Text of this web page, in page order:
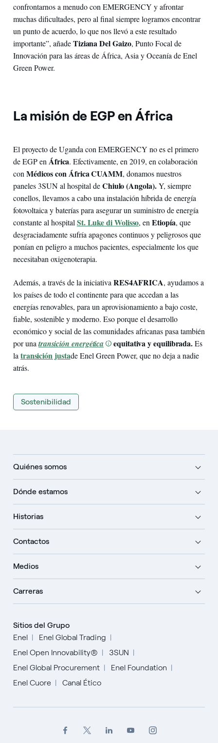
confrontarnos a menudo con EMERGENCY y afrontar
muchas dificultades, pero al final siempre logramos encontrar
un punto de acuerdo, lo que nos llevó a este resultado
importante”, añadeTiziana Del Gaizo, Punto Focal de
Innovación para las áreas de África, Asia y Oceanía de Enel
Green Power.
La misión de EGP en África
El proyecto de Uganda con EMERGENCY no es el primero
de EGP en África. Efectivamente, en 2019, en colaboración
con Médicos con África CUAMM, donamos nuestros
paneles 3SUN al hospital deChiulo (Angola).Y, siempre
conellos, llevamos a cabo una instalación híbrida de energía
fotovoltaica y baterías para asegurar un suministro de energía
constante al hospital St. Luke di Wolisso, enEtiopía, que
desgraciadamente sufría apagones continuos y peligrosos que
ponían en peligro a muchos pacientes, especialmente los que
necesitaban oxigenoterapia.
Además, a través de la iniciativa RES4AFRICA, ayudamos a
los países de todo el continente para que accedan a las
energías renovables, para un aprovisionamiento a bajo coste,
fiable, sostenible y moderno. Eso porque el desarrollo
económico y social de las comunidades africanas pasa también
por unatransición energética equitativa y equilibrada.Es
la transición justade Enel Green Power, que no deja a nadie
atrás.
Sostenibilidad
Quiénes somos
Dónde estamos
Historias
Contactos
Medios
Carreras
Sitios del Grupo
Enel
Enel Global Trading
Enel Open Innovability®
3SUN
Enel Global Procurement
Enel Foundation
Enel Cuore
Canal Ético